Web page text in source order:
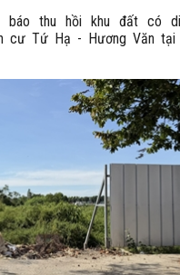
báo thu hồi khu đất có
cư Tứ Hạ - Hương Văn tại